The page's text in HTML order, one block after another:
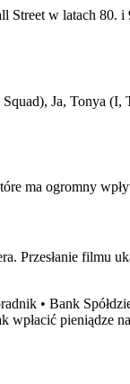
w latach 80. i
Ja, Tonya
ma ogromny
Przesłanie filmu
• Bank
wpłacić pieniądze